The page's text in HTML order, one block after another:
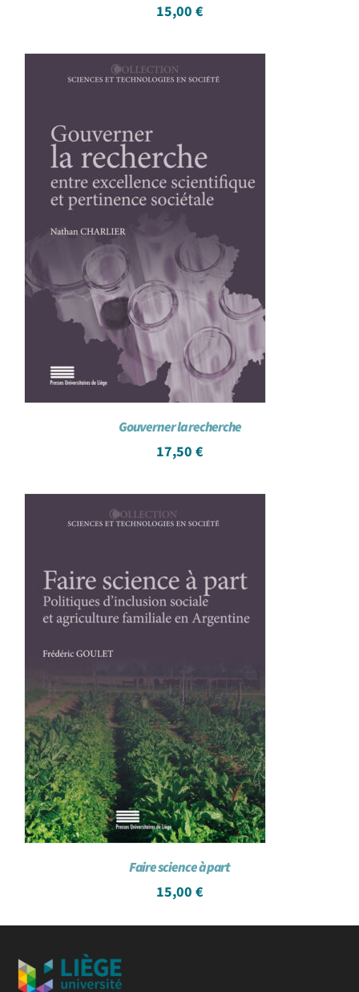
15,00 €
Gouverner la recherche
17,50 €
Faire science à part
15,00 €